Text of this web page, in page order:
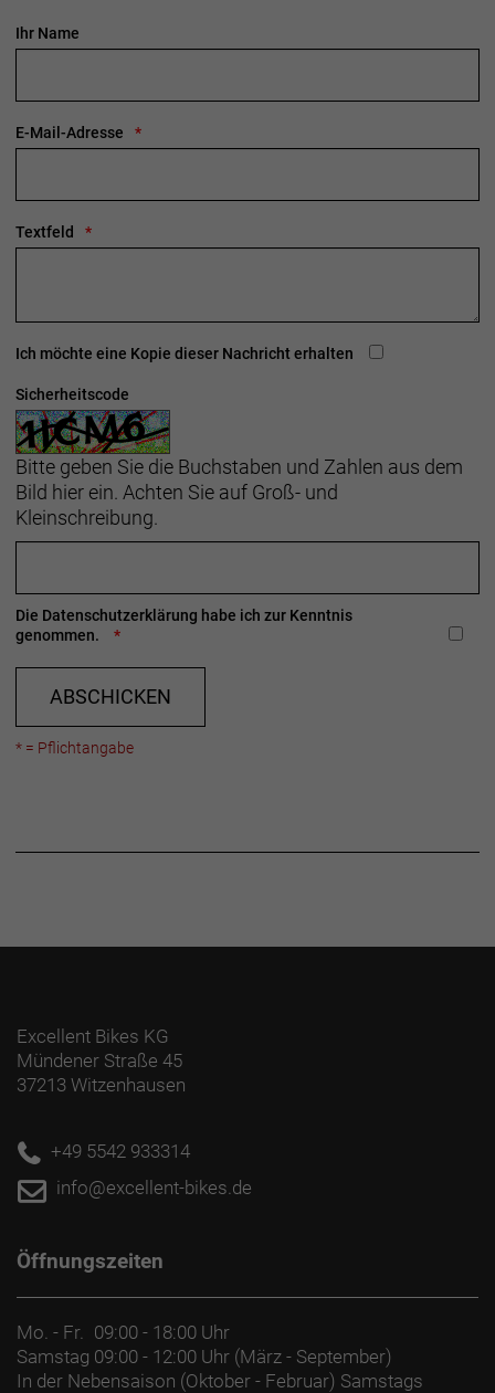
Ihr Name
E-Mail-Adresse
Textfeld
Ich möchte eine Kopie dieser Nachricht erhalten
Sicherheitscode
Bitte geben Sie die Buchstaben und Zahlen aus dem
Bild hier ein. Achten Sie auf Groß- und
Kleinschreibung.
Die Datenschutzerklärung habe ich zur Kenntnis
genommen.
ABSCHICKEN
* = Pflichtangabe
Excellent Bikes KG
Mündener Straße 45
37213 Witzenhausen
+49 5542 933314
info@excellent-bikes.de
Öffnungszeiten
Mo. - Fr. 09:00 - 18:00 Uhr
Samstag 09:00 - 12:00 Uhr (März - September)
In der Nebensaison (Oktober - Februar) Samstags